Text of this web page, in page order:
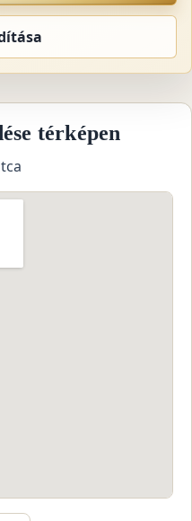
térképen